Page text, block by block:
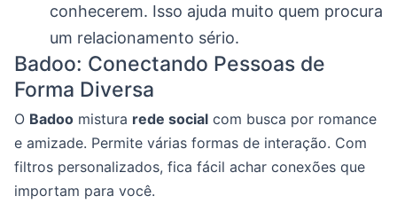
conhecerem. Isso ajuda muito quem procura
um relacionamento sério.
Badoo: Conectando Pessoas de
Forma Diversa
O Badoo mistura rede social com busca por romance
e amizade. Permite várias formas de interação. Com
filtros personalizados, fica fácil achar conexões que
importam para você.